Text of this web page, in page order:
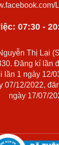
07:30 -
Thị Lại
Đăng kí lần
lần 1 ngày 12/
07/12/2022,
ngày 17/07/